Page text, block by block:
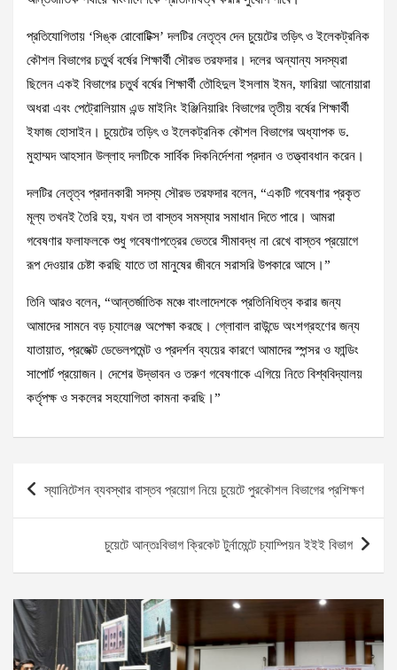
প্রতিযোগিতায় ‘সিঙ্ক রোবোটিক্স’ দলটির নেতৃত্ব দেন চুয়েটের তড়িৎ ও ইলেকট্রনিক
কৌশল বিভাগের চতুর্থ বর্ষের শিক্ষার্থী সৌরভ তরফদার। দলের অন্যান্য সদস্যরা
ছিলেন একই বিভাগের চতুর্থ বর্ষের শিক্ষার্থী তৌহিদুল ইসলাম ইমন, ফারিয়া আনোয়ারা
অধরা এবং পেট্রোলিয়াম এন্ড মাইনিং ইঞ্জিনিয়ারিং বিভাগের তৃতীয় বর্ষের শিক্ষার্থী
ইফাজ হোসাইন। চুয়েটের তড়িৎ ও ইলেকট্রনিক কৌশল বিভাগের অধ্যাপক ড.
মুহাম্মদ আহসান উল্লাহ দলটিকে সার্বিক দিকনির্দেশনা প্রদান ও তত্ত্বাবধান করেন।
দলটির নেতৃত্ব প্রদানকারী সদস্য সৌরভ তরফদার বলেন, “একটি গবেষণার প্রকৃত
মূল্য তখনই তৈরি হয়, যখন তা বাস্তব সমস্যার সমাধান দিতে পারে। আমরা
গবেষণার ফলাফলকে শুধু গবেষণাপত্রের ভেতরে সীমাবদ্ধ না রেখে বাস্তব প্রয়োগে
রূপ দেওয়ার চেষ্টা করছি যাতে তা মানুষের জীবনে সরাসরি উপকারে আসে।”
তিনি আরও বলেন, “আন্তর্জাতিক মঞ্চে বাংলাদেশকে প্রতিনিধিত্ব করার জন্য
আমাদের সামনে বড় চ্যালেঞ্জ অপেক্ষা করছে। গ্লোবাল রাউন্ডে অংশগ্রহণের জন্য
যাতায়াত, প্রজেক্ট ডেভেলপমেন্ট ও প্রদর্শন ব্যয়ের কারণে আমাদের স্পন্সর ও ফান্ডিং
সাপোর্ট প্রয়োজন। দেশের উদ্ভাবন ও তরুণ গবেষণাকে এগিয়ে নিতে বিশ্ববিদ্যালয়
কর্তৃপক্ষ ও সকলের সহযোগিতা কামনা করছি।”
navigation
স্যানিটেশন ব্যবস্থার বাস্তব প্রয়োগ নিয়ে চুয়েটে পুরকৌশল বিভাগের প্রশিক্ষণ
চুয়েটে আন্তঃবিভাগ ক্রিকেট টুর্নামেন্টে চ্যাম্পিয়ন ইইই বিভাগ